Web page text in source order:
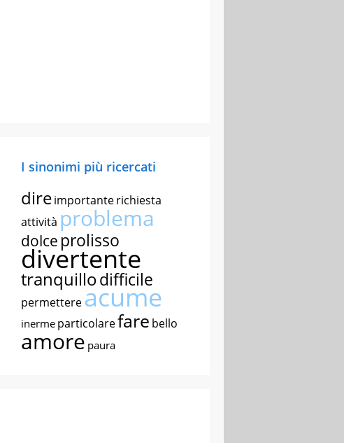
I sinonimi più ricercati
direimportanterichiesta
attività problema
dolce prolisso
divertente
tranquillodifficile
permettereacume
inerme particolarefare bello
amore paura